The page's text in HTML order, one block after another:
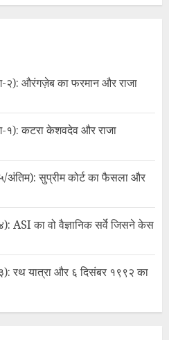
२): औरंगज़ेब का फरमान और राजा
१): कटरा केशवदेव और राजा
५/अंतिम): सुप्रीम कोर्ट का फैसला और
ASI का वो वैज्ञानिक सर्वे जिसने केस
३): रथ यात्रा और ६ दिसंबर १९९२ का